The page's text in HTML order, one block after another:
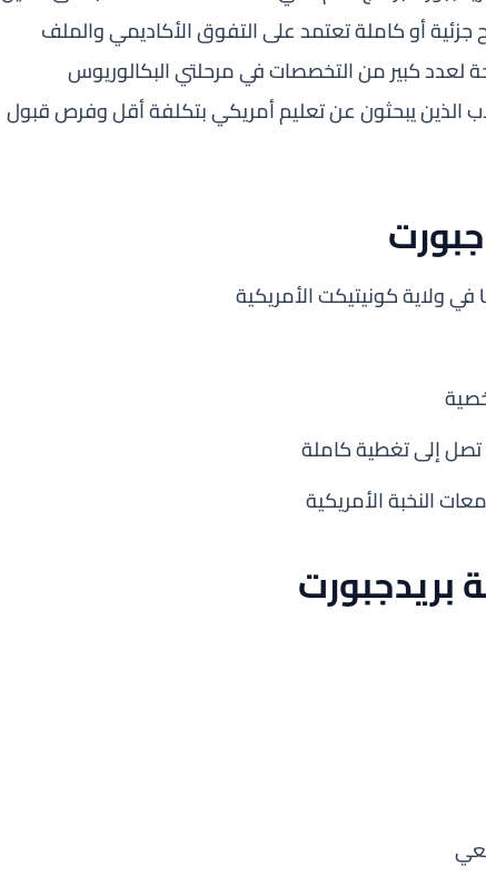
أو كاملة تعتمد على التفوق الأكاديمي والملف
لعدد كبير من التخصصات في مرحلتي البكالوريوس
الذين يبحثون عن تعليم أمريكي بتكلفة أقل وفرص قبول
إلى تغطية كاملة
النخبة الأمريكية
بريدجبورت